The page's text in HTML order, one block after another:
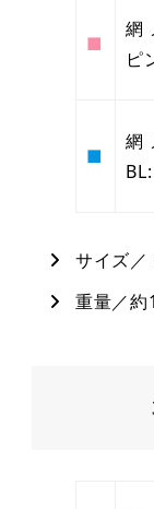
■
網
ピ
■
網
サイズ
重量／